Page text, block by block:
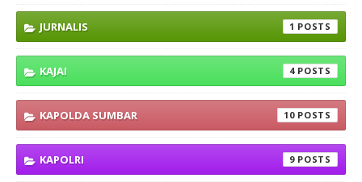
JURNALIS 1
KAJAI 4
KAPOLDA SUMBAR 10
KAPOLRI 9